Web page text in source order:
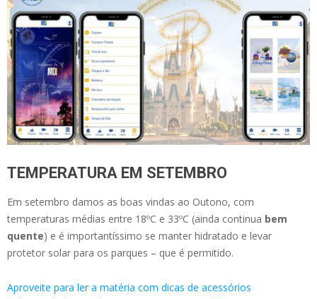
TEMPERATURA EM SETEMBRO
Em setembro damos as boas vindas ao Outono, com
temperaturas médias entre 18ºC e 33ºC (ainda continua bem
quente) e é importantíssimo se manter hidratado e levar
protetor solar para os parques – que é permitido.
Aproveite para ler a matéria com dicas de acessórios